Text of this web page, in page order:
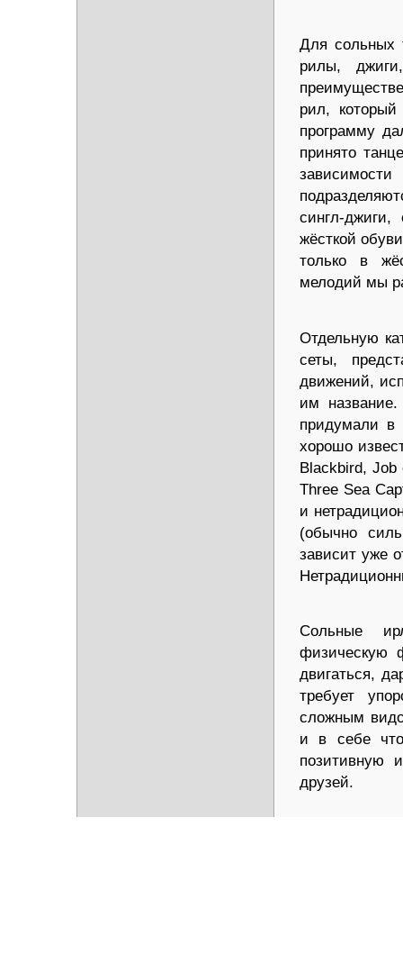
Для сольных
рилы,
рил, который
программу
принято
сингл-
жёсткой
только в
мелодий мы
Отдельную
сеты,
движений,
им
придумали в
хорошо
Blackbird,
Three Sea
и
(обычно
зависит уже
Сольные
физическую
двигаться,
требует
сложным
и в себе
позитивную
друзей.